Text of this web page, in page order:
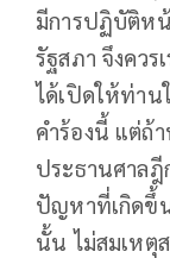
มีการปฏิบัติห
รัฐสภา จึงควร
ได้เปิดให้ท่า
คำร้องนี้ แต่ถ้า
ประธานศาลฎี
ปัญหาที่เกิดขึ้
นั้น ไม่สมเหตุ